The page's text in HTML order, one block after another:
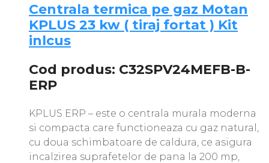
Centrala termica pe gaz Motan
KPLUS 23 kw ( tiraj fortat ) Kit
inlcus
Cod produs: C32SPV24MEFB-B-
ERP
KPLUS ERP – este o centrala murala moderna
si compacta care functioneaza cu gaz natural,
cu doua schimbatoare de caldura, ce asigura
incalzirea suprafetelor de pana la 200 mp,